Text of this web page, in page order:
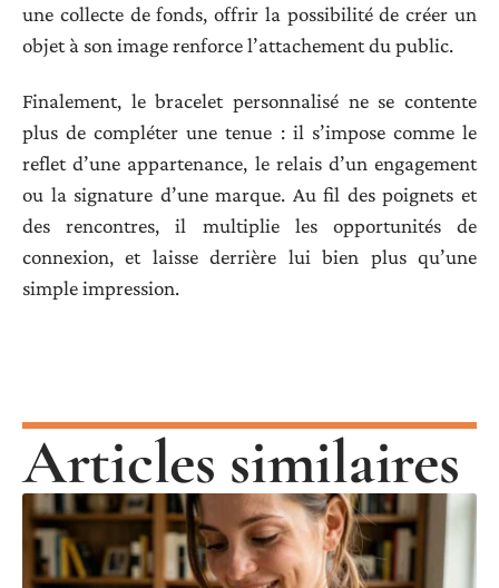
une collecte de fonds, offrir la possibilité de créer un
objet à son image renforce l’attachement du public.
Finalement, le bracelet personnalisé ne se contente
plus de compléter une tenue : il s’impose comme le
reflet d’une appartenance, le relais d’un engagement
ou la signature d’une marque. Au fil des poignets et
des rencontres, il multiplie les opportunités de
connexion, et laisse derrière lui bien plus qu’une
simple impression.
Articles similaires